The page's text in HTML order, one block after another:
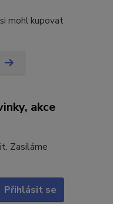
mohl kupovat
akce
Zasíláme
Přihlásit se